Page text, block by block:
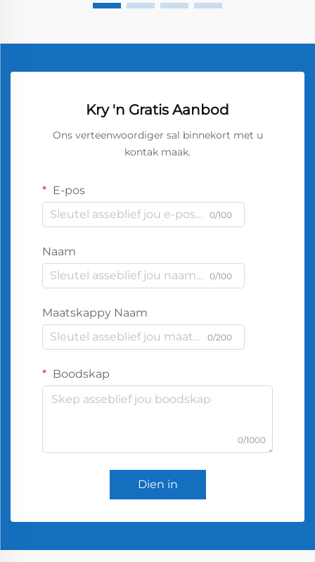
Kry 'n Gratis Aanbod
Ons verteenwoordiger sal binnekort met u
kontak maak.
E-pos
0/100
Naam
0/100
Maatskappy Naam
0/200
Boodskap
0/1000
Dien in